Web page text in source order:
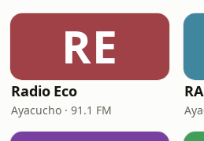
RE
Radio Eco
Ayacucho · 91.1 FM